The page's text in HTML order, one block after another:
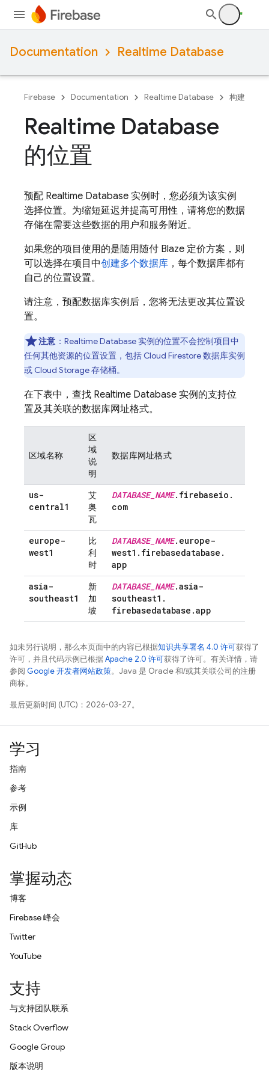
Documentation Realtime Database
Firebase Documentation Realtime Database 构建
Realtime Database
的位置
预配 Realtime Database 实例时，您必须为该实例
选择位置。为缩短延迟并提高可用性，请将您的数据
存储在需要这些数据的用户和服务附近。
如果您的项目使用的是随用随付 Blaze 定价方案，则
可以选择在项目中创建多个数据库 ，每个数据库都有
自己的位置设置。
请注意，预配数据库实例后，您将无法更改其位置设
置。
注意 ： Realtime Database实例的位置不会控制项目中
任何其他资源的位置设置，包括 Cloud Firestore数据库实例
或 Cloud Storage存储桶。
在下表中，查找 Realtime Database 实例的支持位
置及其关联的数据库网址格式。
区域名称
区
域
说
明
数据库网址格式
us-
central1
艾
奥
瓦
DATABASE_ NAME. firebaseio .
com
europe-
west1
比
利
时
DATABASE_ NAME. europe-
west1 . firebasedatabase .
app
asia-
southeast1
新
加
坡
DATABASE_ NAME.asia-
southeast1 .
firebasedatabase .app
如未另行说明，那么本页面中的内容已根据知识共享署名 4.0 许可获得了
许可，并且代码示例已根据Apache 2.0 许可获得了许可。有关详情，请
参阅 Google 开发者网站政策。Java 是 Oracle 和/或其关联公司的注册
商标。
最后更新时间 (UTC)：2026-03-27。
学习
指南
参考
示例
库
GitHub
掌握动态
博客
Firebase 峰会
Twitter
YouTube
支持
与支持团队联系
Stack Overflow
Google Group
版本说明